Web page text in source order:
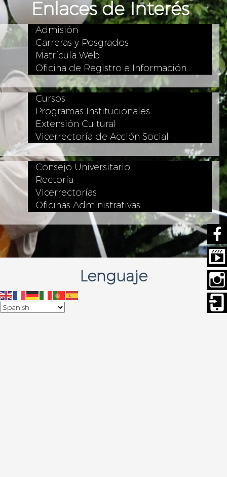
Enlaces de Interés
Admisión
Carreras y Posgrados
Matrícula Web
Oficina de Registro e Información
Cursos
Programas Institucionales
Extensión Cultural
Vicerrectoría de Acción Social
Consejo Universitario
Rectoría
Vicerrectorías
Oficinas Administrativas
Lenguaje